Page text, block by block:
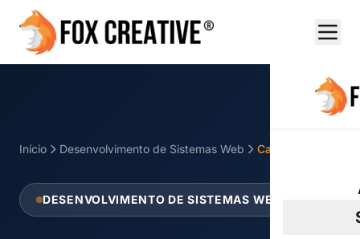
Início Desenvolvimento de Sistemas Web Canarana
DESENVOLVIMENTO DE SISTEMAS WEB